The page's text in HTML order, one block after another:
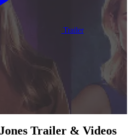
Trailer
Trailer & Videos